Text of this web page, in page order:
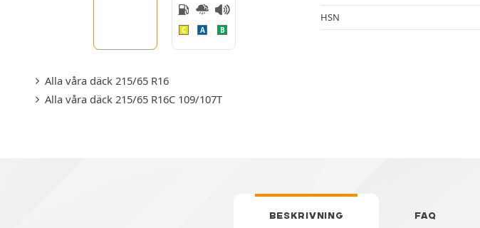
C A B
Alla våra däck 215/65 R16
Alla våra däck 215/65 R16C 109/107T
HSN
BESKRIVNING FAQ